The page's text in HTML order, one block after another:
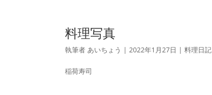
料理写真
執筆者 あいちょう |2022年1月27日 |料理日記
稲荷寿司